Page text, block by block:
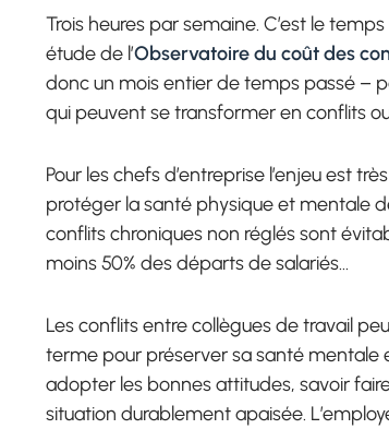
Trois heures par semaine. C’est le
étude de l’Observatoire du coût des
donc un mois entier de temps passé –
qui peuvent se transformer en conflits
Pour les chefs d’entreprise l’enjeu est
protéger la santé physique et mentale
conflits chroniques non réglés sont
moins 50% des départs de salariés…
Les conflits entre collègues de travail
terme pour préserver sa santé mentale
adopter les bonnes attitudes, savoir
situation durablement apaisée.